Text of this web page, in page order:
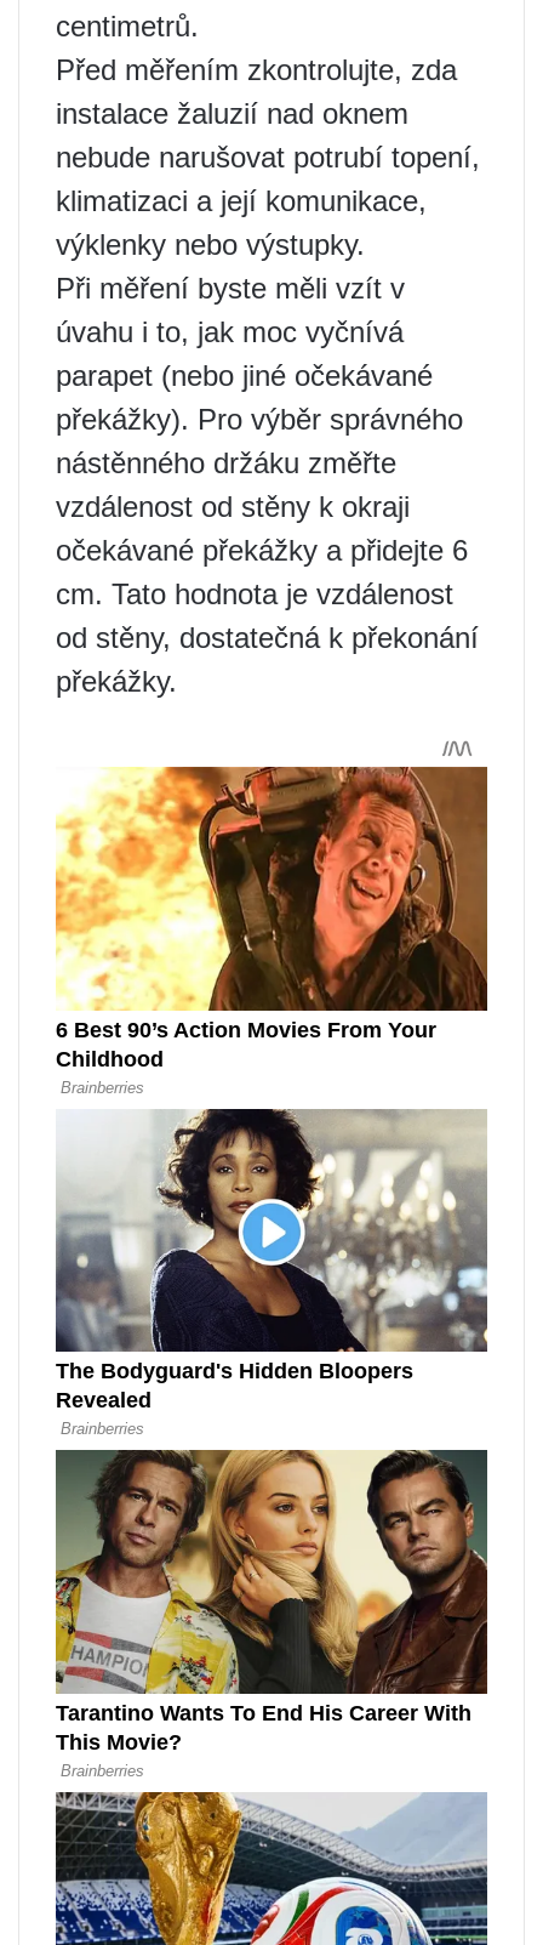
centimetrů.
Před měřením zkontrolujte, zda
instalace žaluzií nad oknem
nebude narušovat potrubí topení,
klimatizaci a její komunikace,
výklenky nebo výstupky.
Při měření byste měli vzít v
úvahu i to, jak moc vyčnívá
parapet (nebo jiné očekávané
překážky). Pro výběr správného
nástěnného držáku změřte
vzdálenost od stěny k okraji
očekávané překážky a přidejte 6
cm. Tato hodnota je vzdálenost
od stěny, dostatečná k překonání
překážky.